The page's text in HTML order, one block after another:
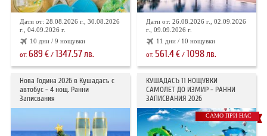
Дати от: 28.08.2026 г., 30.08.2026
г., 04.09.2026 г.
10 дни / 9 нощувки
от: 689 €/ 1347.57лв.
Дати от: 26.08.2026 г., 02.09.2026
г., 09.09.2026 г.
11 дни / 10 нощувки
от:561.4€ / 1098лв.
Нова Година 2026 в Кушадасъ с
автобус - 4 нощ. Ранни
Записвания
КУШАДАСЪ 11 НОЩУВКИ
САМОЛЕТ ДО ИЗМИР - РАННИ
ЗАПИСВАНИЯ 2026
САМО ПРИ НАС